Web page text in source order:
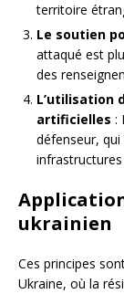
territoire
Le soutien
attaqué est
des
L’utilisation
artificielles :
défenseur,
ukrainien
Ces principes
Ukraine, où la